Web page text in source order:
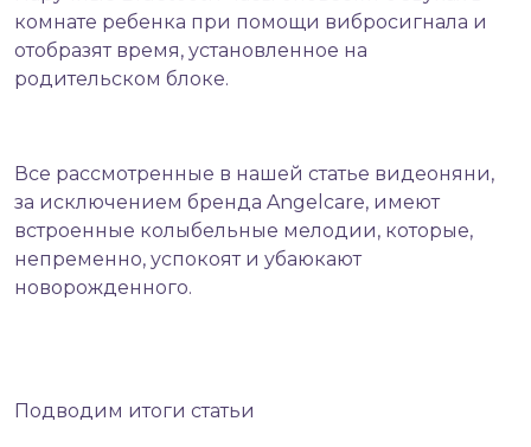
комнате ребенка при помощи вибросигнала и
отобразят время, установленное на
родительском блоке.
Все рассмотренные в нашей статье видеоняни,
за исключением бренда Angelcare, имеют
встроенные колыбельные мелодии, которые,
непременно, успокоят и убаюкают
новорожденного.
Подводим итоги статьи